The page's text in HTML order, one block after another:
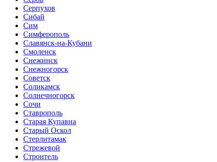
Серпухов
Сибай
Сим
Симферополь
Славянск-на-Кубани
Смоленск
Снежинск
Снежногорск
Советск
Соликамск
Солнечногорск
Сочи
Ставрополь
Старая Купавна
Старый Оскол
Стерлитамак
Стрежевой
Строитель